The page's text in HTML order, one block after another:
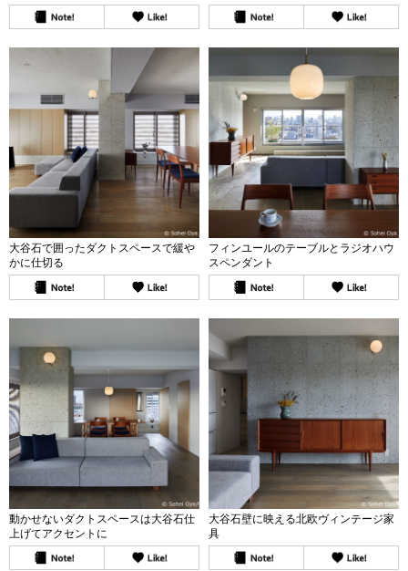
大谷石で囲ったダクトスペースで緩や
かに仕切る
フィンユールのテーブルとラジオハウ
スペンダント
動かせないダクトスペースは大谷石仕
上げてアクセントに
大谷石壁に映える北欧ヴィンテージ家
具